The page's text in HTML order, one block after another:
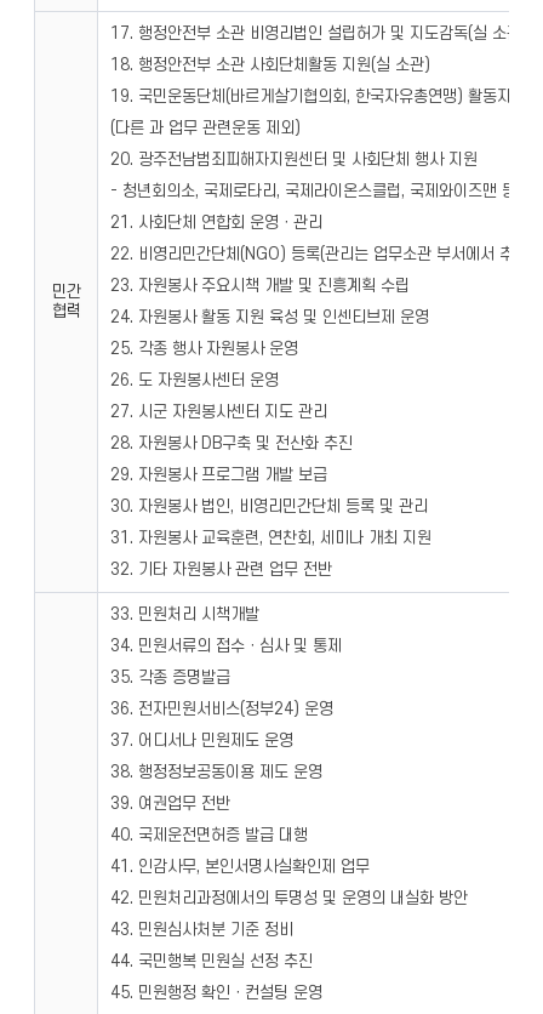
민간
협력
17. 행정안전부 소관 비영리법인 설립허가 및 지도감독(실 소관)
18. 행정안전부 소관 사회단체활동 지원(실 소관)
19. 국민운동단체(바르게살기협의회, 한국자유총연맹) 활동지원
(다른 과 업무 관련운동 제외)
20. 광주전남범죄피해자지원센터 및 사회단체 행사 지원
- 청년회의소, 국제로타리, 국제라이온스클럽, 국제와이즈맨 등
21. 사회단체 연합회 운영ㆍ관리
22. 비영리민간단체(NGO) 등록(관리는 업무소관 부서에서 추진)
23. 자원봉사 주요시책 개발 및 진흥계획 수립
24. 자원봉사 활동 지원 육성 및 인센티브제 운영
25. 각종 행사 자원봉사 운영
26. 도 자원봉사센터 운영
27. 시군 자원봉사센터 지도 관리
28. 자원봉사 DB구축 및 전산화 추진
29. 자원봉사 프로그램 개발 보급
30. 자원봉사 법인, 비영리민간단체 등록 및 관리
31. 자원봉사 교육훈련, 연찬회, 세미나 개최 지원
32. 기타 자원봉사 관련 업무 전반
33. 민원처리 시책개발
34. 민원서류의 접수ㆍ심사 및 통제
35. 각종 증명발급
36. 전자민원서비스(정부24) 운영
37. 어디서나 민원제도 운영
38. 행정정보공동이용 제도 운영
39. 여권업무 전반
40. 국제운전면허증 발급 대행
41. 인감사무, 본인서명사실확인제 업무
42. 민원처리과정에서의 투명성 및 운영의 내실화 방안
43. 민원심사처분 기준 정비
44. 국민행복 민원실 선정 추진
45. 민원행정 확인ㆍ컨설팅 운영